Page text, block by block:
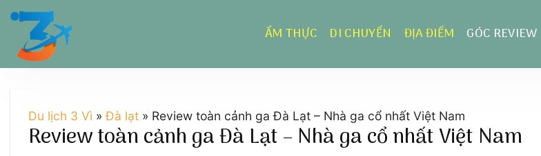
Chuyển
dung
ẨM THỰC DI CHUYỂN ĐỊA ĐIỂM GÓC REVIEW
Du lịch 3 Vì »Đà lạt » Review toàn cảnh ga Đà Lạt – Nhà ga cổ nhất Việt Nam
Review toàn cảnh ga Đà Lạt – Nhà ga cổ nhất Việt Nam